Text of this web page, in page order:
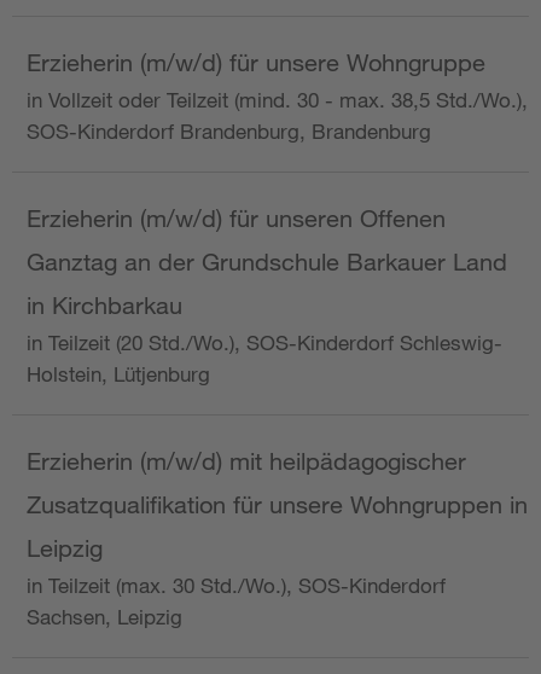
Erzieherin (m/w/d) für unsere Wohngruppe
in Vollzeit oder Teilzeit (mind. 30 - max. 38,5 Std./Wo.),
SOS-Kinderdorf Brandenburg, Brandenburg
Erzieherin (m/w/d) für unseren Offenen
Ganztag an der Grundschule Barkauer Land
in Kirchbarkau
in Teilzeit (20 Std./Wo.), SOS-Kinderdorf Schleswig-
Holstein, Lütjenburg
Erzieherin (m/w/d) mit heilpädagogischer
Zusatzqualifikation für unsere Wohngruppen in
Leipzig
in Teilzeit (max. 30 Std./Wo.), SOS-Kinderdorf
Sachsen, Leipzig